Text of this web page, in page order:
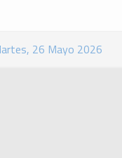
26 Mayo 2026